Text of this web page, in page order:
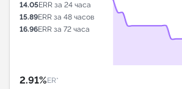
14.05ERR за 24 часа
15.89ERR за 48 часов
16.96ERR за 72 часа
2.91%ER*